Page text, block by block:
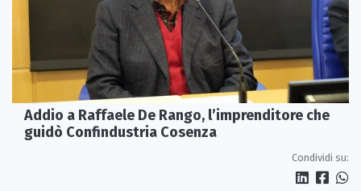
Addio a Raffaele De Rango, l’imprenditore che
guidò Confindustria Cosenza
Condividi su: